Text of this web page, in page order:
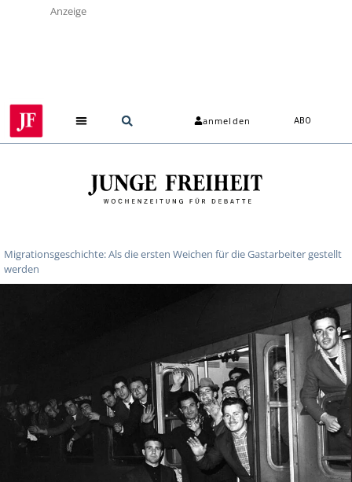
Anzeige
anmelden ABO
Migrationsgeschichte: Als die ersten Weichen für die Gastarbeiter gestellt
werden